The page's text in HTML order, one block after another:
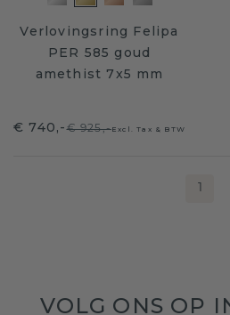
Verlovingsring Felipa
PER 585 goud
amethist 7x5 mm
€ 740,-€ 925,-Excl. Tax & BTW
1
VOLG ONS OP